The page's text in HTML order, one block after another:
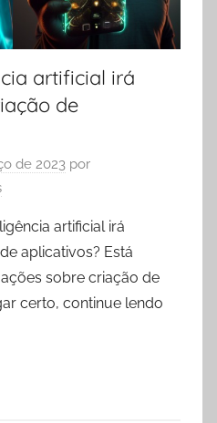
artificial irá
de
de 2023 por
artificial irá
aplicativos? Está
sobre criação de
certo, continue lendo